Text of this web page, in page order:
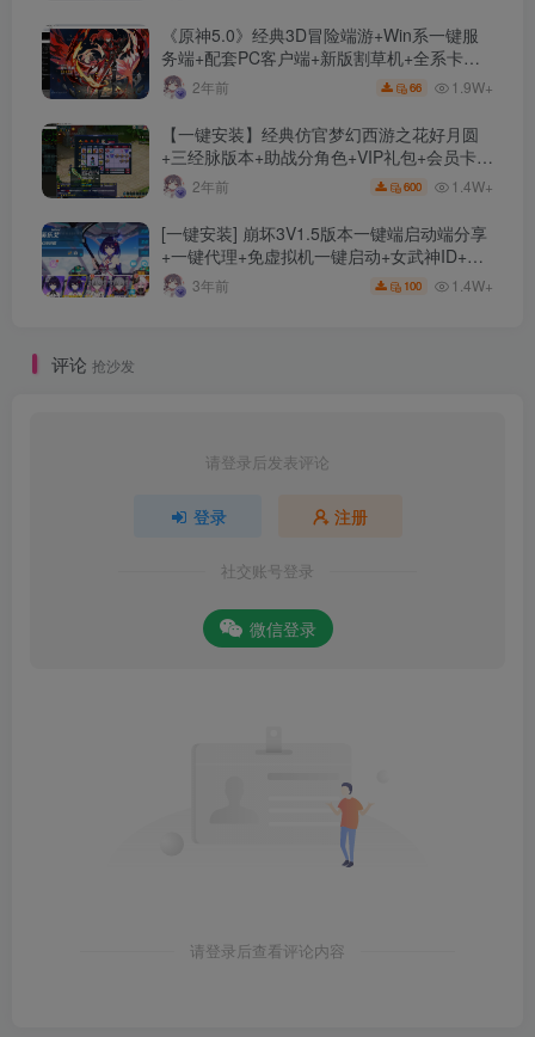
《原神5.0》经典3D冒险端游+Win系一键服
务端+配套PC客户端+新版割草机+全系卡池
文件2年前 66 1.9W+
【一键安装】经典仿官梦幻西游之花好月圆
+三经脉版本+助战分角色+VIP礼包+会员卡
+剧情活动+视频搭建及其他修改资料
2年前 600 1.4W+
[一键安装] 崩坏3V1.5版本一键端启动端分享
+一键代理+免虚拟机一键启动+女武神ID+详
细指令+极简一键修改
3年前 100 1.4W+
评论 抢沙发
请登录后发表评论
登录 注册
社交账号登录
微信登录
请登录后查看评论内容